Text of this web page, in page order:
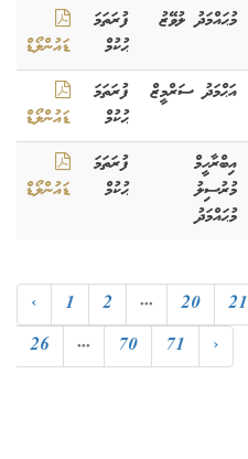
މުޙައްމަދު ލުވޭޒު
ފުރަތަމަ
ޙުކުމް
ޑައުންލޯޑް
އަޙްމަދު ސަރްމީޒް
ފުރަތަމަ
ޙުކުމް
ޑައުންލޯޑް
އިބްރާހީމް
މުރުސިލު
މުޙައްމަދު
ފުރަތަމަ
ޙުކުމް
ޑައުންލޯޑް
‹ 1 2 ... 20 21
26
... 70 71 ›